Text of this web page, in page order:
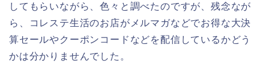
してもらいながら、色々と調べたのですが、残念なが
ら、コレステ生活のお店がメルマガなどでお得な大決
算セールやクーポンコードなどを配信しているかどう
かは分かりませんでした。